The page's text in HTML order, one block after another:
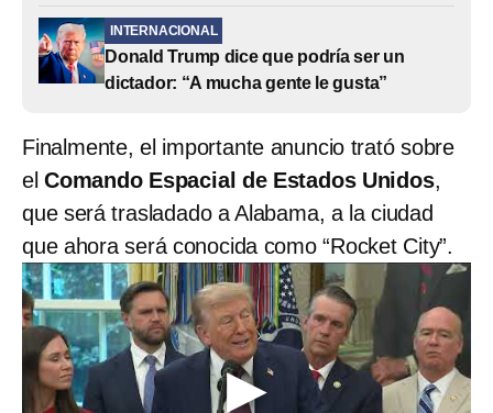
INTERNACIONAL
Donald Trump dice que podría ser un
dictador: “A mucha gente le gusta”
Finalmente, el importante anuncio trató sobre
el Comando Espacial de Estados Unidos,
que será trasladado a Alabama, a la ciudad
que ahora será conocida como “Rocket City”.